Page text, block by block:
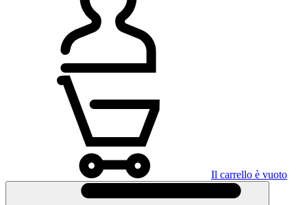
Il carrello è vuoto